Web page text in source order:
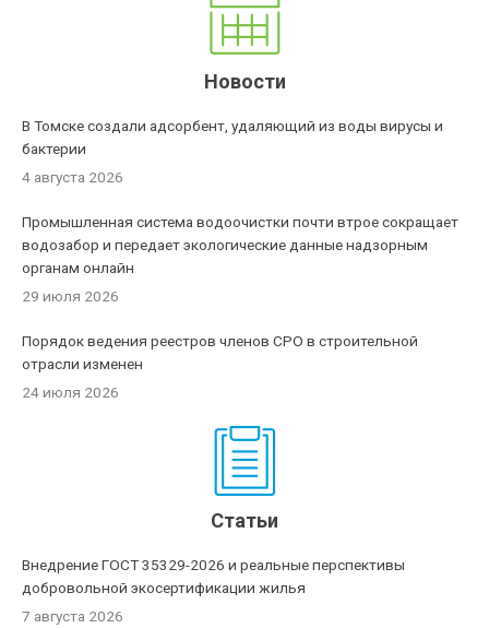
Новости
В Томске создали адсорбент, удаляющий из воды вирусы и
бактерии
4 августа 2026
Промышленная система водоочистки почти втрое сокращает
водозабор и передает экологические данные надзорным
органам онлайн
29 июля 2026
Порядок ведения реестров членов СРО в строительной
отрасли изменен
24 июля 2026
Статьи
Внедрение ГОСТ 35329-2026 и реальные перспективы
добровольной экосертификации жилья
7 августа 2026